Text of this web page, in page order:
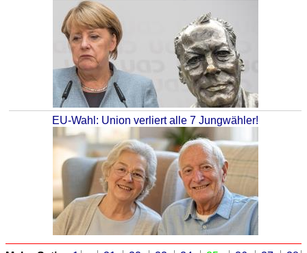
EU-Wahl: Union verliert alle 7 Jungwähler!